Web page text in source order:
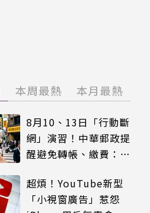
本周最熱 本月最熱
8月10、13日「行動斷
網」演習！中華郵政提
醒避免轉帳、繳費：務
超煩！YouTube新型
「小視窗廣告」惹怨